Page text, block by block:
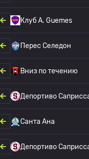
Клуб А. Guemes
Перес Селедон
Вниз по течению
Депортиво
Санта Ана
Депортиво